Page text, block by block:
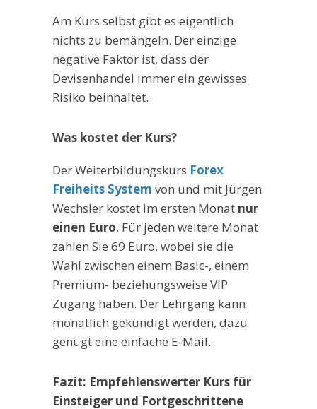
Am Kurs selbst gibt es eigentlich
nichts zu bemängeln. Der einzige
negative Faktor ist, dass der
Devisenhandel immer ein gewisses
Risiko beinhaltet.
Was kostet der Kurs?
Der Weiterbildungskurs Forex
Freiheits System von und mit Jürgen
Wechsler kostet im ersten Monat nur
einen Euro. Für jeden weitere Monat
zahlen Sie 69 Euro, wobei sie die
Wahl zwischen einem Basic-, einem
Premium- beziehungsweise VIP
Zugang haben. Der Lehrgang kann
monatlich gekündigt werden, dazu
genügt eine einfache E-Mail.
Fazit: Empfehlenswerter Kurs für
Einsteiger und Fortgeschrittene